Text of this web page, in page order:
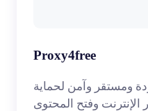
Proxy4free
ومستقر وآمن لحماية
وفتح المحتوى